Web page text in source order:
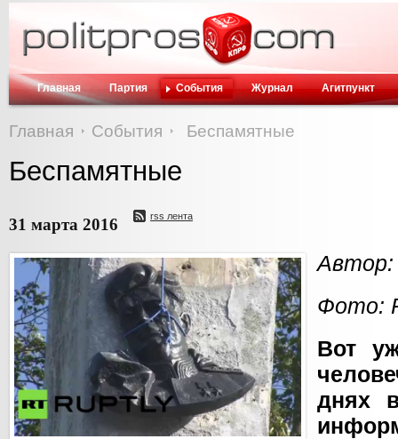
Главная Партия События Журнал Агитпункт
Главная События Беспамятные
Беспамятные
31 марта 2016 rss лента
Автор:
Фото:
Вот
днях